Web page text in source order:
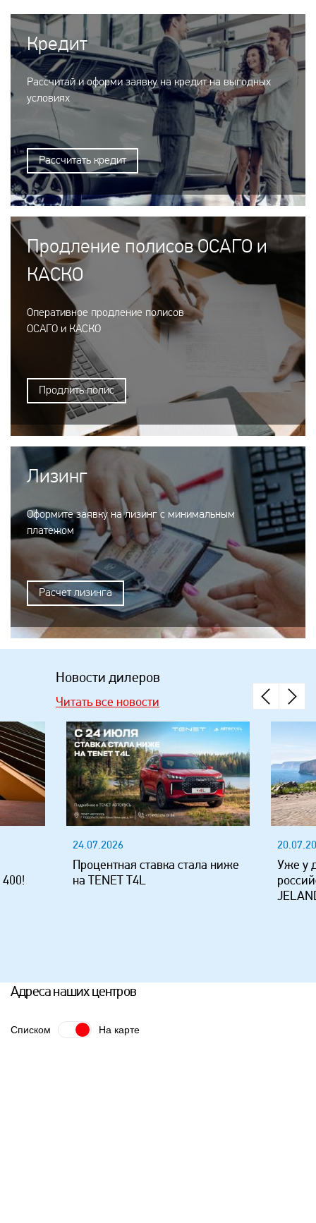
Кредит
Рассчитай и оформи заявку на кредит на выгодных
условиях
Рассчитать кредит
Продление полисов ОСАГО и
КАСКО
Оперативное продление полисов
ОСАГО и КАСКО
Продлить полис
Лизинг
Оформите заявку на лизинг с минимальным
платежом
Расчет лизинга
Новости дилеров
Читать все новости
24.07.2026
Процентная ставка стала ниже
на TENET T4L
Уже у
Адреса наших центров
Списком На карте